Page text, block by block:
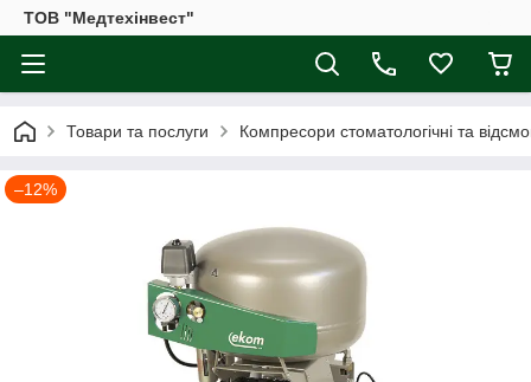
ТОВ "Медтехінвест"
Товари та послуги Компресори стоматологічні та
–12%